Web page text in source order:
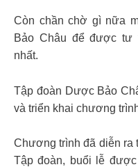
Còn chần chờ gì nữa
Bảo Châu để được tư
nhất.
Tập đoàn Dược Bảo
và triển khai chương
Chương trình đã diễn ra
Tập đoàn, buổi lễ